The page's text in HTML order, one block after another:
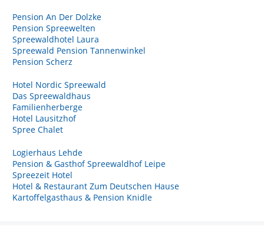
Pension An Der Dolzke
Pension Spreewelten
Spreewaldhotel Laura
Spreewald Pension Tannenwinkel
Pension Scherz
Hotel Nordic Spreewald
Das Spreewaldhaus
Familienherberge
Hotel Lausitzhof
Spree Chalet
Logierhaus Lehde
Pension & Gasthof Spreewaldhof Leipe
Spreezeit Hotel
Hotel & Restaurant Zum Deutschen Hause
Kartoffelgasthaus & Pension Knidle